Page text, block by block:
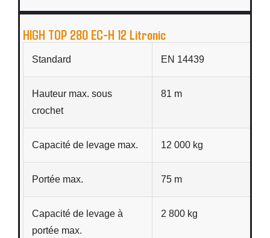
HIGH TOP 280 EC-H 12 Litronic
Standard EN 14439
Hauteur max. sous
crochet
81 m
Capacité de levage max. 12 000 kg
Portée max. 75 m
Capacité de levage à
portée max.
2 800 kg